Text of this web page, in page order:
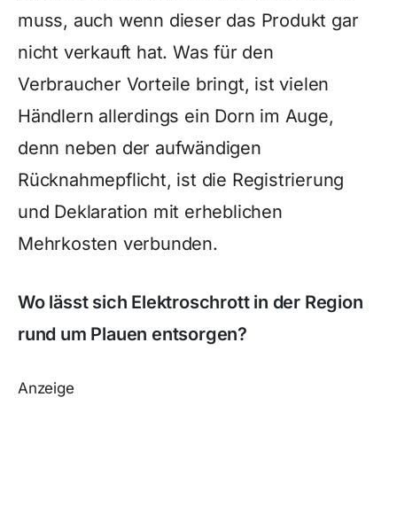
muss, auch wenn dieser das Produkt gar
nicht verkauft hat. Was für den
Verbraucher Vorteile bringt, ist vielen
Händlern allerdings ein Dorn im Auge,
denn neben der aufwändigen
Rücknahmepflicht, ist die Registrierung
und Deklaration mit erheblichen
Mehrkosten verbunden.
Wo lässt sich Elektroschrott in der Region
rund um Plauen entsorgen?
Anzeige